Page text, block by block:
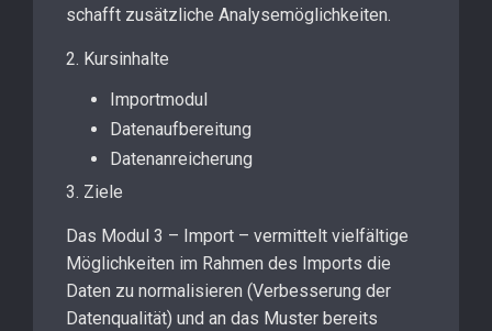
schafft zusätzliche Analysemöglichkeiten.
2. Kursinhalte
Importmodul
Datenaufbereitung
Datenanreicherung
3. Ziele
Das Modul 3 – Import – vermittelt vielfältige
Möglichkeiten im Rahmen des Imports die
Daten zu normalisieren (Verbesserung der
Datenqualität) und an das Muster bereits